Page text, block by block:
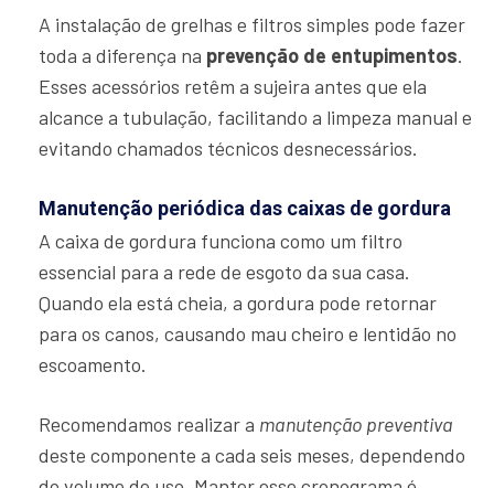
A instalação de grelhas e filtros simples pode fazer
toda a diferença na prevenção de entupimentos.
Esses acessórios retêm a sujeira antes que ela
alcance a tubulação, facilitando a limpeza manual e
evitando chamados técnicos desnecessários.
Manutenção periódica das caixas de gordura
A caixa de gordura funciona como um filtro
essencial para a rede de esgoto da sua casa.
Quando ela está cheia, a gordura pode retornar
para os canos, causando mau cheiro e lentidão no
escoamento.
Recomendamos realizar a manutenção preventiva
deste componente a cada seis meses, dependendo